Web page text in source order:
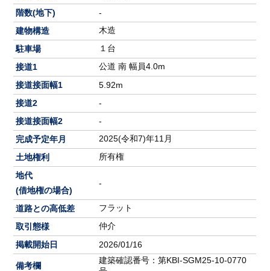
階数(地下)
-
建物構造
木造
駐車場
１台
接道1
公道 南 幅員4.0m
接道接面幅1
5.92m
接道2
-
接道接面幅2
-
完成予定年月
2025(令和7)年11月
土地権利
所有権
地代
(借地権の場合)
-
道路との高低差
フラット
取引態様
仲介
掲載開始日
2026/01/16
備考欄
建築確認番号：第KBI-SGM25-10-0770